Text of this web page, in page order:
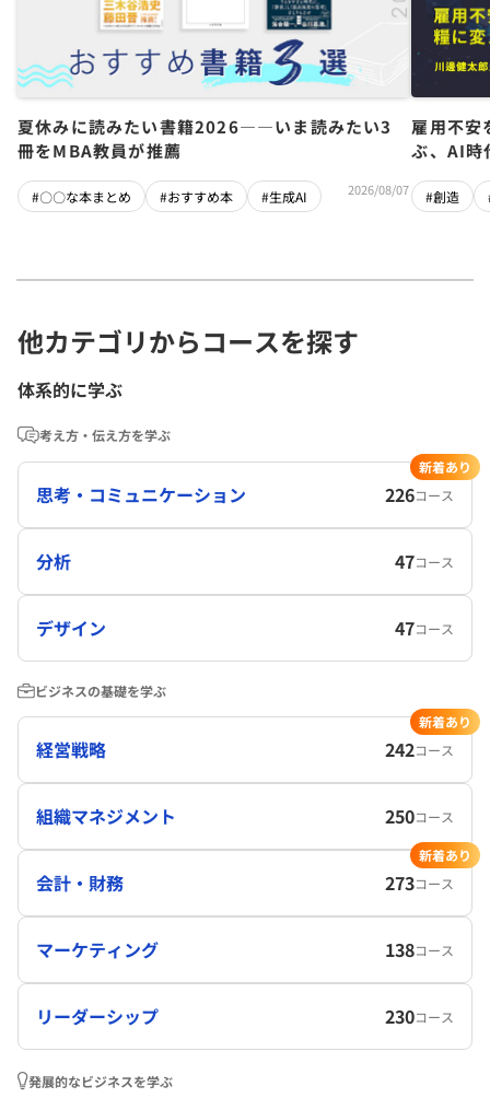
夏休みに読みたい書籍2026――いま読みたい3
冊をMBA教員が推薦
#〇〇な本まとめ #おすすめ本 #生成AI 2026/08/07
雇用不
ぶ、AI時
#創造
他カテゴリからコースを探す
体系的に学ぶ
考え方・伝え方を学ぶ
思考・コミュニケーション 226コース
新着あり
分析 47コース
デザイン 47コース
ビジネスの基礎を学ぶ
経営戦略 242コース
新着あり
組織マネジメント 250コース
会計・財務 273コース
新着あり
マーケティング 138コース
リーダーシップ 230コース
発展的なビジネスを学ぶ